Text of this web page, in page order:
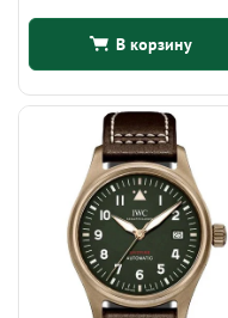
В корзину